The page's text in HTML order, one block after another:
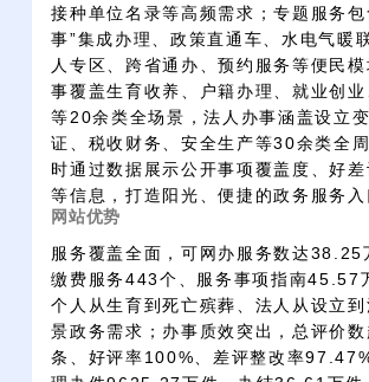
接种单位名录等高频需求；专题服务包
事”集成办理、政策直通车、水电气暖
人专区、跨省通办、预约服务等便民
事覆盖生育收养、户籍办理、就业创
等20余类全场景，法人办事涵盖设立
证、税收财务、安全生产等30余类全
时通过数据展示公开事项覆盖度、好
等信息，打造阳光、便捷的政务服务入
网站优势
服务覆盖全面，可网办服务数达38.25
缴费服务443个、服务事项指南45.57
个人从生育到死亡殡葬、法人从设立到
景政务需求；办事质效突出，总评价
条、好评率100%、差评整改率